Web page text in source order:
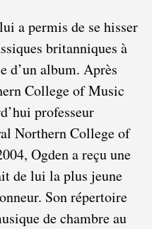
a permis de se hisser
britanniques à
d’un album. Après
College of Music
professeur
Northern College of
Ogden a reçu une
de lui la plus jeune
Son répertoire
de chambre au